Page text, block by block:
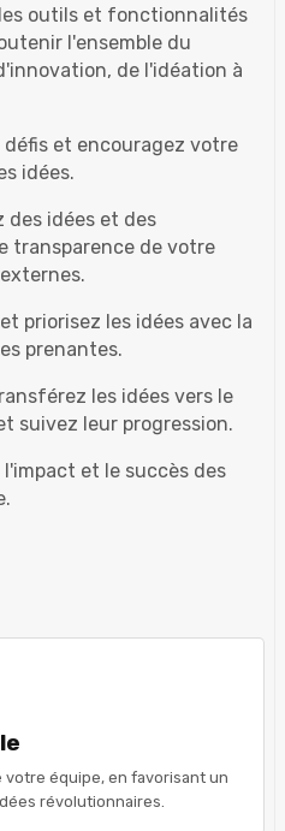
outils et fonctionnalités
l'ensemble du
de l'idéation à
défis et encouragez votre
idées.
des idées et des
transparence de votre
priorisez les idées avec la
prenantes.
les idées vers le
suivez leur progression.
l'impact et le succès des
équipe, en favorisant un
révolutionnaires.